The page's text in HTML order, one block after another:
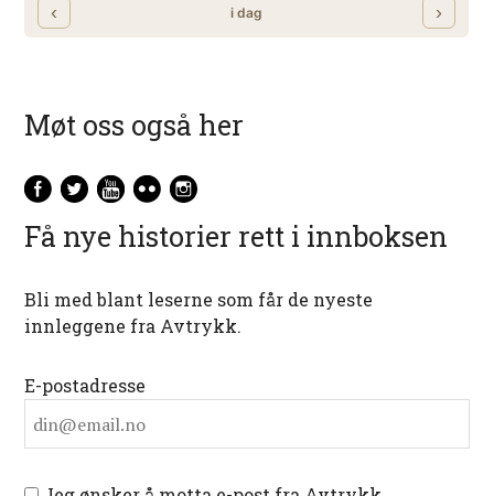
Møt oss også her
Få nye historier rett i innboksen
Bli med blant leserne som får de nyeste
innleggene fra Avtrykk.
E-postadresse